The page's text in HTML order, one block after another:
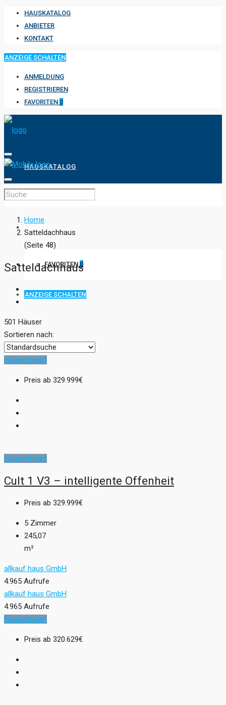
HAUSKATALOG
ANBIETER
KONTAKT
ANZEIGE SCHALTEN
ANMELDUNG
REGISTRIEREN
FAVORITEN 0
HAUSKATALOG
ANBIETER
FAVORITEN0
ANZEIGE SCHALTEN
Home
Satteldachhaus
(Seite 48)
Satteldachhaus
501 Häuser
Sortieren nach:
Hausentwurf
Preis ab 329.999€
Hausentwurf
Cult 1 V3 – intelligente Offenheit
Preis ab 329.999€
5 Zimmer
245,07
m²
allkauf haus GmbH
4.965 Aufrufe
allkauf haus GmbH
4.965 Aufrufe
Hausentwurf
Preis ab 320.629€